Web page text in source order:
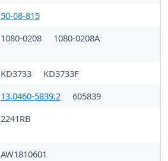
50-08-815
1080-0208 1080-0208A
KD3733
KD3733F
13.0460-5839.2
605839
2241RB
AW1810601